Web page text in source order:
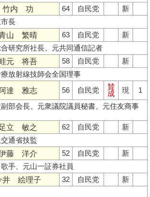
竹内 功 64 自民党
新
長
山 繁晴 63 自民党
新
研究所社長、元共同通信記者
元 将吾 58 自民党
新
療放射線技師会全国理事
達 雅志 56 自民党
賛
成
現 1
部会長、元衆議院議員秘書、元住友商事
足立 敏之 62 自民党
新
通省技監
藤 洋介 52 自民党
新
手、元山一証券社員
井 絵理子 32 自民党
新